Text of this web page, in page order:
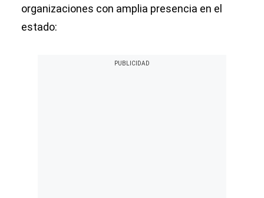
organizaciones con amplia presencia en el
estado: